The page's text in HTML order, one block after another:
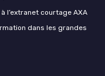
l’extranet courtage AXA
dans les grandes